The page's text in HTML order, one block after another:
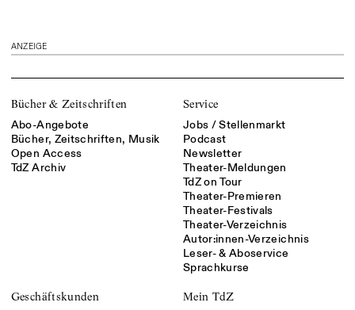
ANZEIGE
Bücher & Zeitschriften
Abo-Angebote
Bücher, Zeitschriften, Musik
Open Access
TdZ Archiv
Service
Jobs / Stellenmarkt
Podcast
Newsletter
Theater-Meldungen
TdZ on Tour
Theater-Premieren
Theater-Festivals
Theater-Verzeichnis
Autor:innen-Verzeichnis
Leser- & Aboservice
Sprachkurse
Geschäftskunden Mein TdZ